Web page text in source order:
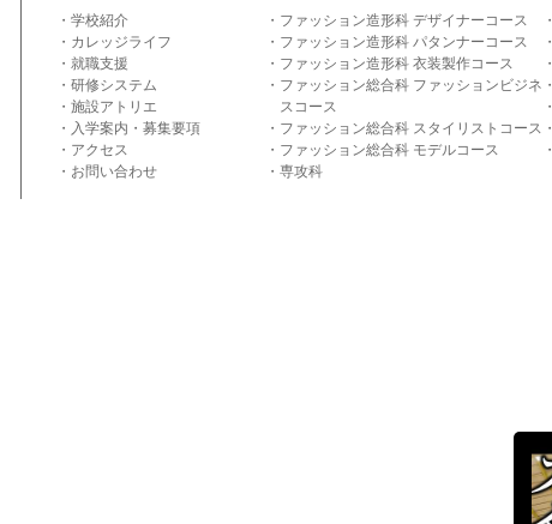
学校紹介
カレッジライフ
就職支援
研修システム
施設アトリエ
入学案内・募集要項
アクセス
お問い合わせ
ファッション造形科 デザイナーコース
ファッション造形科 パタンナーコース
ファッション造形科 衣装製作コース
ファッション総合科 ファッションビジネ
スコース
ファッション総合科 スタイリストコース
ファッション総合科 モデルコース
専攻科